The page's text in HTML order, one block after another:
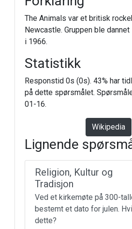
The Animals var et britisk
Newcastle. Gruppen ble
i 1966.
Statistikk
Responstid 0s (0s). 43% har
på dette spørsmålet.
01-16.
Wikipedia
Lignende
Religion, Kultur og
Tradisjon
Ved et kirkemøte på 300-
bestemt et dato for julen.
dette?